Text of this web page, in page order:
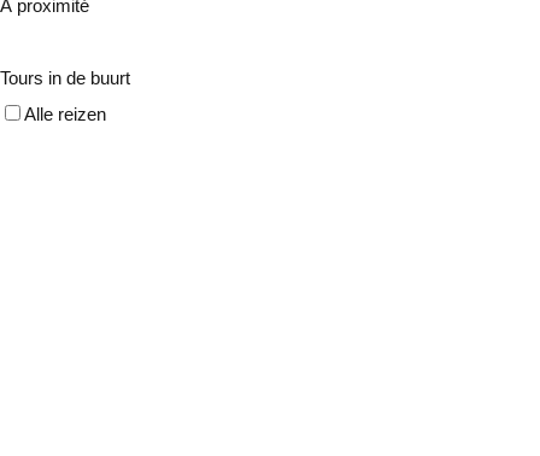
À proximité
Tours in de buurt
Alle reizen